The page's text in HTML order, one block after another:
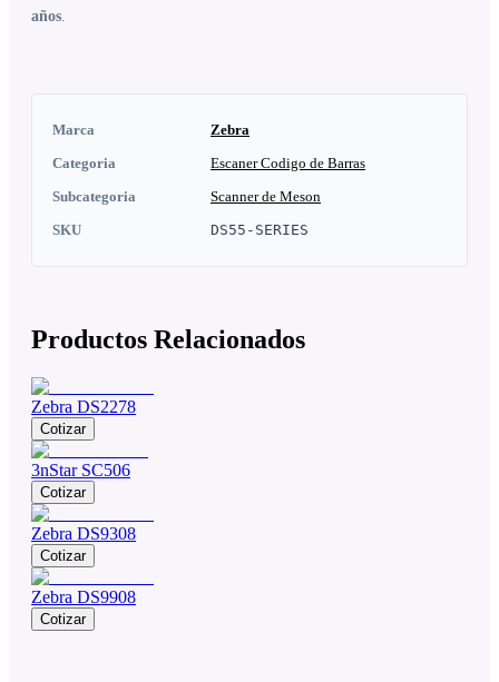
años
Marca
Zebra
Categoria
Escaner Codigo de Barras
Subcategoria
Scanner de Meson
SKU
DS55-SERIES
Productos Relacionados
Zebra DS2278
Cotizar
3nStar SC506
Cotizar
Zebra DS9308
Cotizar
Zebra DS9908
Cotizar